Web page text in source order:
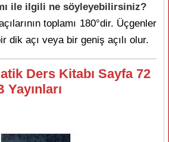
ile ilgili ne söyleyebilirsiniz?
toplamı 180°dir. Üçgenler
dik açı veya bir geniş açılı olur.
Ders Kitabı Sayfa 72
Yayınları